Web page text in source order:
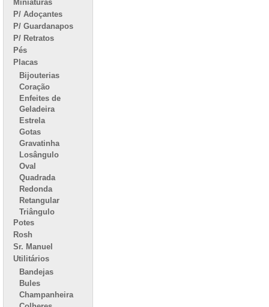
Miniaturas
P/ Adoçantes
P/ Guardanapos
P/ Retratos
Pés
Placas
Bijouterias
Coração
Enfeites de
Geladeira
Estrela
Gotas
Gravatinha
Losângulo
Oval
Quadrada
Redonda
Retangular
Triângulo
Potes
Rosh
Sr. Manuel
Utilitários
Bandejas
Bules
Champanheira